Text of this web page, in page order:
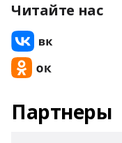
Читайте нас
Партнеры